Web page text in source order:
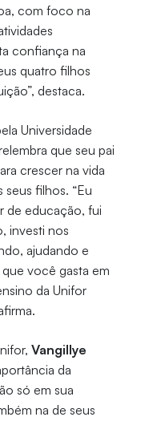
com foco na
confiança na
quatro filhos
destaca.
Universidade
que seu pai
crescer na vida
seus filhos. “Eu
de educação, fui
investi nos
ajudando e
você gasta em
da Unifor
Vangillye
da
só em sua
na de seus